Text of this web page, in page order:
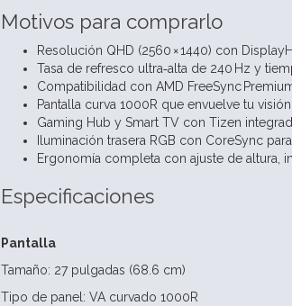
Motivos para comprarlo
Resolución QHD (2560 × 1440) con
Tasa de refresco ultra‑alta de 240 Hz y
Compatibilidad con AMD FreeSync
Pantalla curva 1000R que envuelve tu
Gaming Hub y Smart TV con Tizen
Iluminación trasera RGB con CoreSync
Ergonomía completa con ajuste de altura,
Especificaciones
Pantalla
Tamaño: 27 pulgadas (68.6 cm)
Tipo de panel: VA curvado 1000R